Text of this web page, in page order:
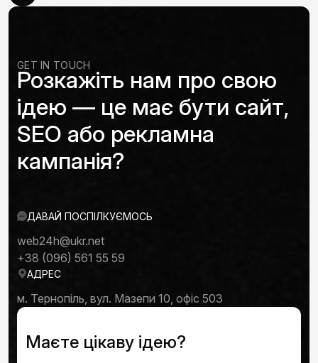
GET IN TOUCH
Розкажіть нам про свою
ідею — це має бути сайт,
SEO або рекламна
кампанія?
ДАВАЙ ПОСПІЛКУЄМОСЬ
web24h@ukr.net
+38 (096) 561 55 59
АДРЕС
м. Тернопіль, вул. Мазепи 10, офіс 503
Маєте цікаву ідею?